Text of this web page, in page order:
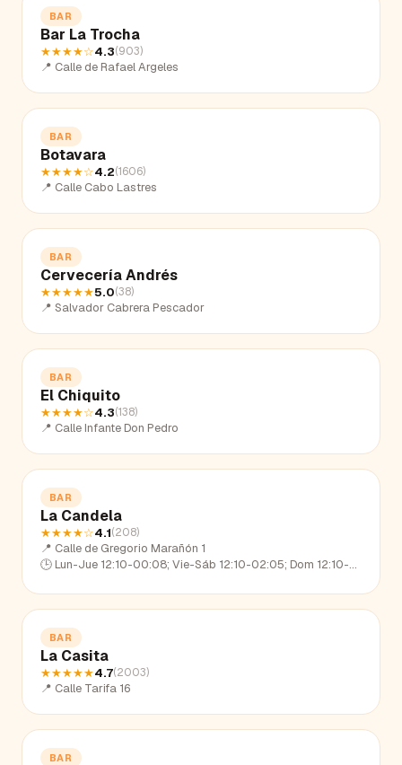
BAR
Bar La Trocha
★★★★☆4.3(903)
📍 Calle de Rafael Argeles
BAR
Botavara
★★★★☆4.2(1606)
📍 Calle Cabo Lastres
BAR
Cervecería Andrés
★★★★★5.0(38)
📍 Salvador Cabrera Pescador
BAR
El Chiquito
★★★★☆4.3(138)
📍 Calle Infante Don Pedro
BAR
La Candela
★★★★☆4.1(208)
📍 Calle de Gregorio Marañón 1
🕒 Lun-Jue 12:10-00:08; Vie-Sáb 12:10-02:05; Dom 12:10-22:39
BAR
La Casita
★★★★★4.7(2003)
📍 Calle Tarifa 16
BAR